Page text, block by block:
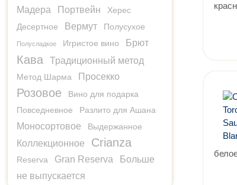
Мадера Портвейн
Херес
Десертное
Вермут Полусухое
Полусладкое Игристое вино Брют
Кава Традиционный метод
Метод Шарма Просекко
Розовое
Вино для подарка
Повседневное
Разлито для Ашана
Моносортовое Выдержанное
Коллекционное Crianza
Reserva Gran Reserva
Больше
не выпускается